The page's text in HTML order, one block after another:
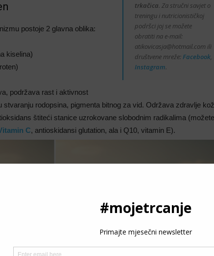
trkačica. Za stručni savjet o
treningu i nutricionističkoj
podršci joj se možete
obratiti na e-mail:
atikovicasja@hotmail.com ili
društvene mreže:Facebook,
Instagram.
postoje 2 glavna oblika:
kiselina)
podržava rast i aktivnost
stvaranju rodopsina, pigmenta bitnog za vid. Održava zdravlje
štiteći stanice uzrokovane slobodnim radikalima (možete
C, antioskidansi glutation, ala i Q10, vitamin E).